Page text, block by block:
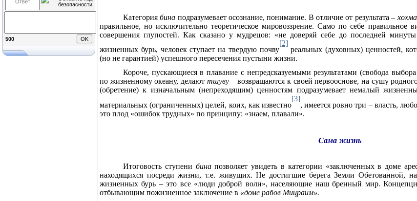
500
Категориябина подразумевает осознание, понимание. В отличие от результата –
правильное, но исключительно теоретическое мировоззрение. Само по себе правильное
совершения глупостей. Как сказано у мудрецов: «не доверяй себе до последней
жизненных бурь, человек ступает на твердую почву
[2]
реальных (духовных) ценностей,
(но не гарантией) успешного пересечения пустыни жизни.
Короче, пускающиеся в плавание с непредсказуемыми результатами (свобода
по жизненному океану, делают тшуву– возвращаются к своей первооснове, на сушу
(обретение) к изначальным (непреходящим) ценностям подразумевает немалый
материальных (ограниченных) целей, коих, как известно
[3]
, имеется ровно три – власть,
это плод «ошибок трудных» по принципу: «знаем, плавали».
Сама жизнь
Итоговость ступени бинапозволяет увидеть в категории «заключенных в доме
находящихся посреди жизни, т.е. живущих. Не достигшие берега Земли Обетованной,
жизненных бурь – это все «люди доброй воли», населяющие наш бренный мир.
отбывающим пожизненное заключение в «доме рабов Мицраим».